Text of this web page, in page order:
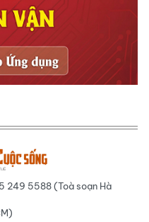
5588 (Toà soạn Hà